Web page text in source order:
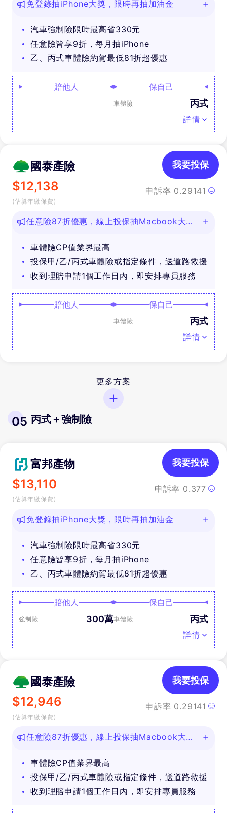
免登錄抽iPhone大獎，限時再抽加油金
汽車強制險限時最高省330元
任意險皆享9折，每月抽iPhone
乙、丙式車體險約駕最低81折超優惠
賠他人 保自己
車體險 丙式
詳情
國泰產險
$12,138
(估算年繳保費)
申訴率 0.29141
我要投保
任意險87折優惠，線上投保抽Macbook大
車體險CP值業界最高
投保甲/乙/丙式車體險或指定條件，送道路救援
收到理賠申請1個工作日內，即安排專員服務
賠他人 保自己
車體險 丙式
詳情
更多方案
05 丙式＋強制險
富邦產物
$13,110
(估算年繳保費)
申訴率 0.377
我要投保
免登錄抽iPhone大獎，限時再抽加油金
汽車強制險限時最高省330元
任意險皆享9折，每月抽iPhone
乙、丙式車體險約駕最低81折超優惠
賠他人
強制險 300萬
保自己
車體險 丙式
詳情
國泰產險
$12,946
(估算年繳保費)
申訴率 0.29141
我要投保
任意險87折優惠，線上投保抽Macbook大
車體險CP值業界最高
投保甲/乙/丙式車體險或指定條件，送道路救援
收到理賠申請1個工作日內，即安排專員服務